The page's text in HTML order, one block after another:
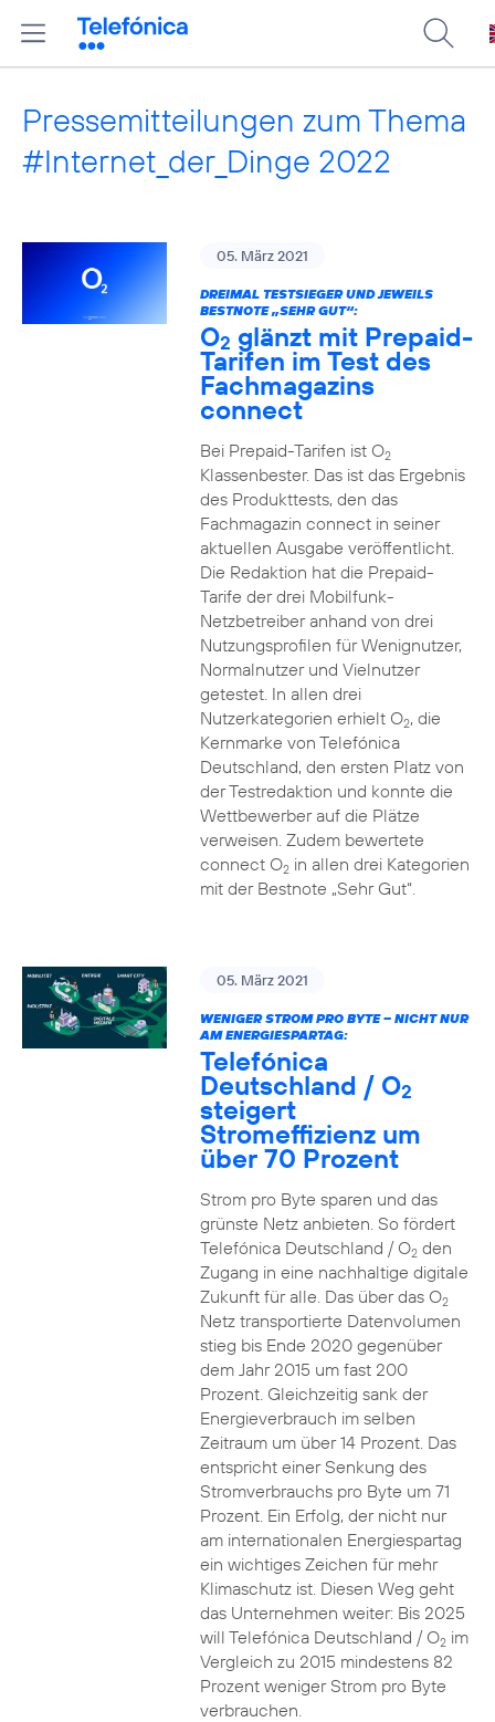
Pressemitteilungen zum Thema
#Internet_der_Dinge 2022
05. März 2021
DREIMAL TESTSIEGER UND JEWEILS
BESTNOTE „SEHR GUT“:
O2 glänzt mit Prepaid-
Tarifen im Test des
Fachmagazins
connect
Bei Prepaid-Tarifen ist O2
Klassenbester. Das ist das Ergebnis
des Produkttests, den das
Fachmagazin connect in seiner
aktuellen Ausgabe veröffentlicht.
Die Redaktion hat die Prepaid-
Tarife der drei Mobilfunk-
Netzbetreiber anhand von drei
Nutzungsprofilen für Wenignutzer,
Normalnutzer und Vielnutzer
getestet. In allen drei
Nutzerkategorien erhielt O2, die
Kernmarke von Telefónica
Deutschland, den ersten Platz von
der Testredaktion und konnte die
Wettbewerber auf die Plätze
verweisen. Zudem bewertete
connect O2in allen drei Kategorien
mit der Bestnote „Sehr Gut“.
05. März 2021
WENIGER STROM PRO BYTE – NICHT NUR
AM ENERGIESPARTAG:
Telefónica
Deutschland / O2
steigert
Stromeffizienz um
über 70 Prozent
Strom pro Byte sparen und das
grünste Netz anbieten. So fördert
Telefónica Deutschland / O2den
Zugang in eine nachhaltige digitale
Zukunft für alle. Das über das O2
Netz transportierte Datenvolumen
stieg bis Ende 2020 gegenüber
dem Jahr 2015 um fast 200
Prozent. Gleichzeitig sank der
Energieverbrauch im selben
Zeitraum um über 14 Prozent. Das
entspricht einer Senkung des
Stromverbrauchs pro Byte um 71
Prozent. Ein Erfolg, der nicht nur
am internationalen Energiespartag
ein wichtiges Zeichen für mehr
Klimaschutz ist. Diesen Weg geht
das Unternehmen weiter: Bis 2025
will Telefónica Deutschland / O2im
Vergleich zu 2015 mindestens 82
Prozent weniger Strom pro Byte
verbrauchen.